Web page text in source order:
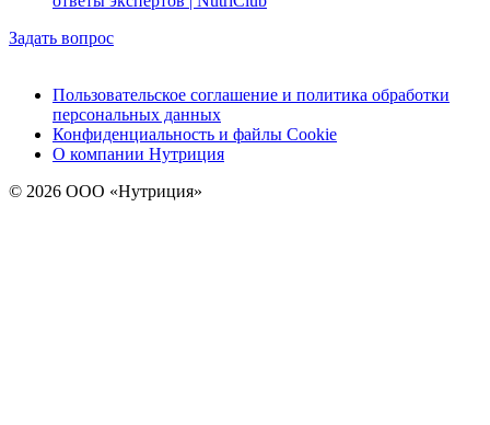
Задать вопрос
Пользовательское соглашение и политика обработки
персональных данных
Конфиденциальность и файлы Cookie
О компании Нутриция
© 2026 ООО «Нутриция»